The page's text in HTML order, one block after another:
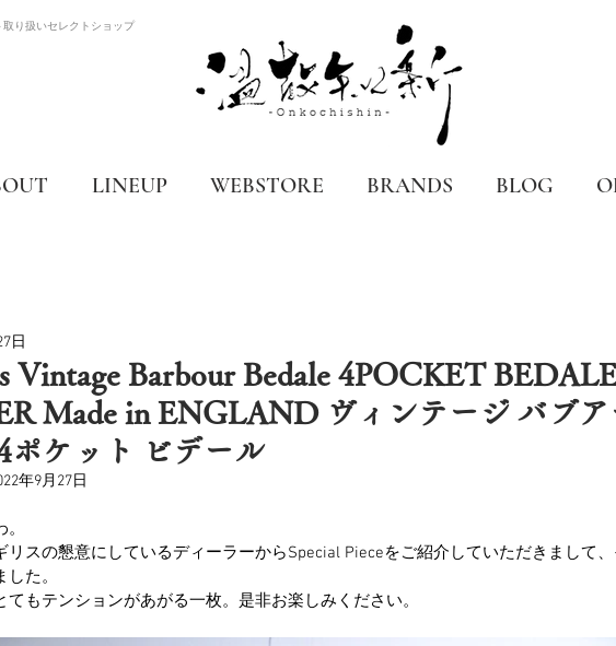
り扱いセレクトショップ
LINEUP WEBSTORE BRANDS BLOG
Vintage Barbour Bedale 4POCKET
Made in ENGLAND ヴィンテージ バブア
ポケット ビデール
日
年9月27日
リスの懇意にしているディーラーからSpecial Pieceをご紹介していただきまして
た。
てもテンションがあがる一枚。是非お楽しみください。